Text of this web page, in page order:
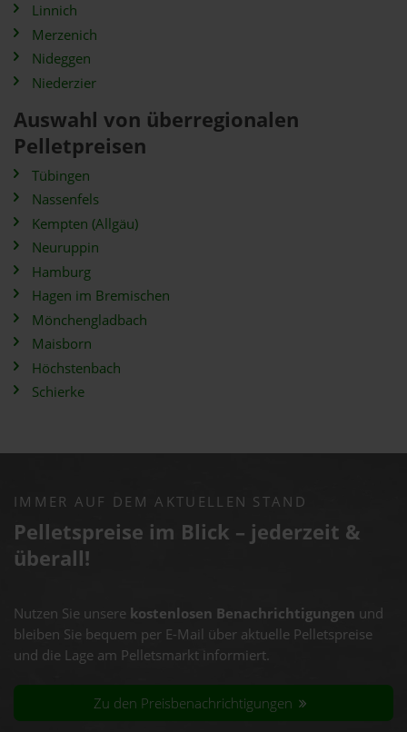
Linnich
Merzenich
Nideggen
Niederzier
Auswahl von überregionalen
Pelletpreisen
Tübingen
Nassenfels
Kempten (Allgäu)
Neuruppin
Hamburg
Hagen im Bremischen
Mönchengladbach
Maisborn
Höchstenbach
Schierke
IMMER AUF DEM AKTUELLEN STAND
Pelletspreise im Blick – jederzeit &
überall!
Nutzen Sie unsere kostenlosen Benachrichtigungen und
bleiben Sie bequem per E-Mail über aktuelle Pelletspreise
und die Lage am Pelletsmarkt informiert.
Zu den Preisbenachrichtigungen